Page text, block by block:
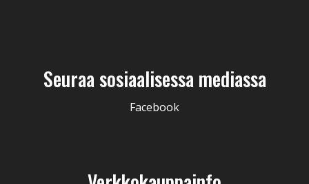
Seuraa sosiaalisessa mediassa
Facebook